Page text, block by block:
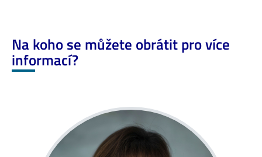
Na koho se můžete obrátit pro více
informací?